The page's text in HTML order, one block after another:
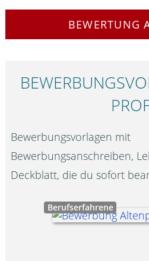
BEWERTUNG
Bewerbungsvorlagen mit
Bewerbungsanschreiben,
Deckblatt, die du sofort
Berufserfahrene